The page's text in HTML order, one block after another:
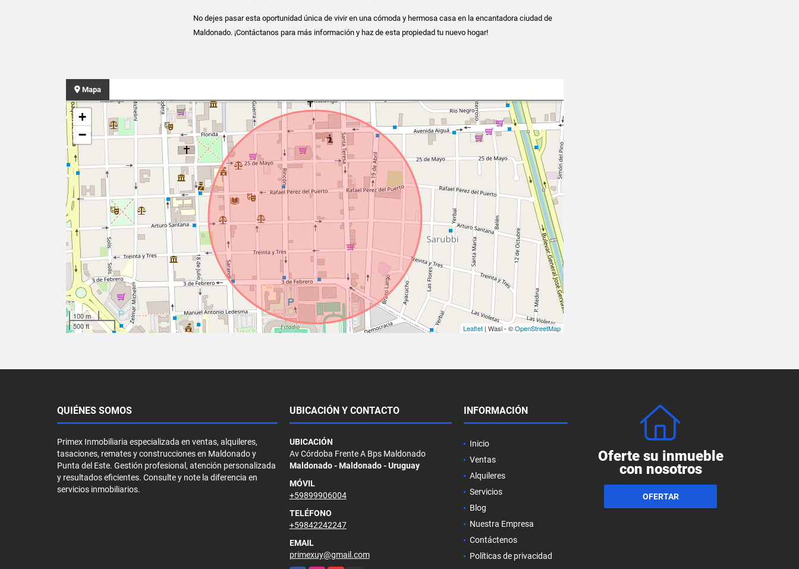
No dejes pasar esta oportunidad única de vivir en una cómoda y hermosa casa en la encantadora ciudad de
Maldonado. ¡Contáctanos para más información y haz de esta propiedad tu nuevo hogar!
Mapa
+
−
100 m
500 ft
Leaflet| Wasi - ©OpenStreetMap
QUIÉNES SOMOS
Primex Inmobiliaria especializada en ventas, alquileres,
tasaciones, remates y construcciones en Maldonado y
Punta del Este. Gestión profesional, atención personalizada
y resultados eficientes. Consulte y note la diferencia en
servicios inmobiliarios.
UBICACIÓN Y CONTACTO
UBICACIÓN
Av Córdoba Frente A Bps Maldonado
Maldonado - Maldonado - Uruguay
MÓVIL
+59899906004
TELÉFONO
+59842242247
EMAIL
primexuy@gmail.com
INFORMACIÓN
Inicio
Ventas
Alquileres
Servicios
Blog
Nuestra Empresa
Contáctenos
Políticas de privacidad
Oferte su inmueble
con nosotros
OFERTAR